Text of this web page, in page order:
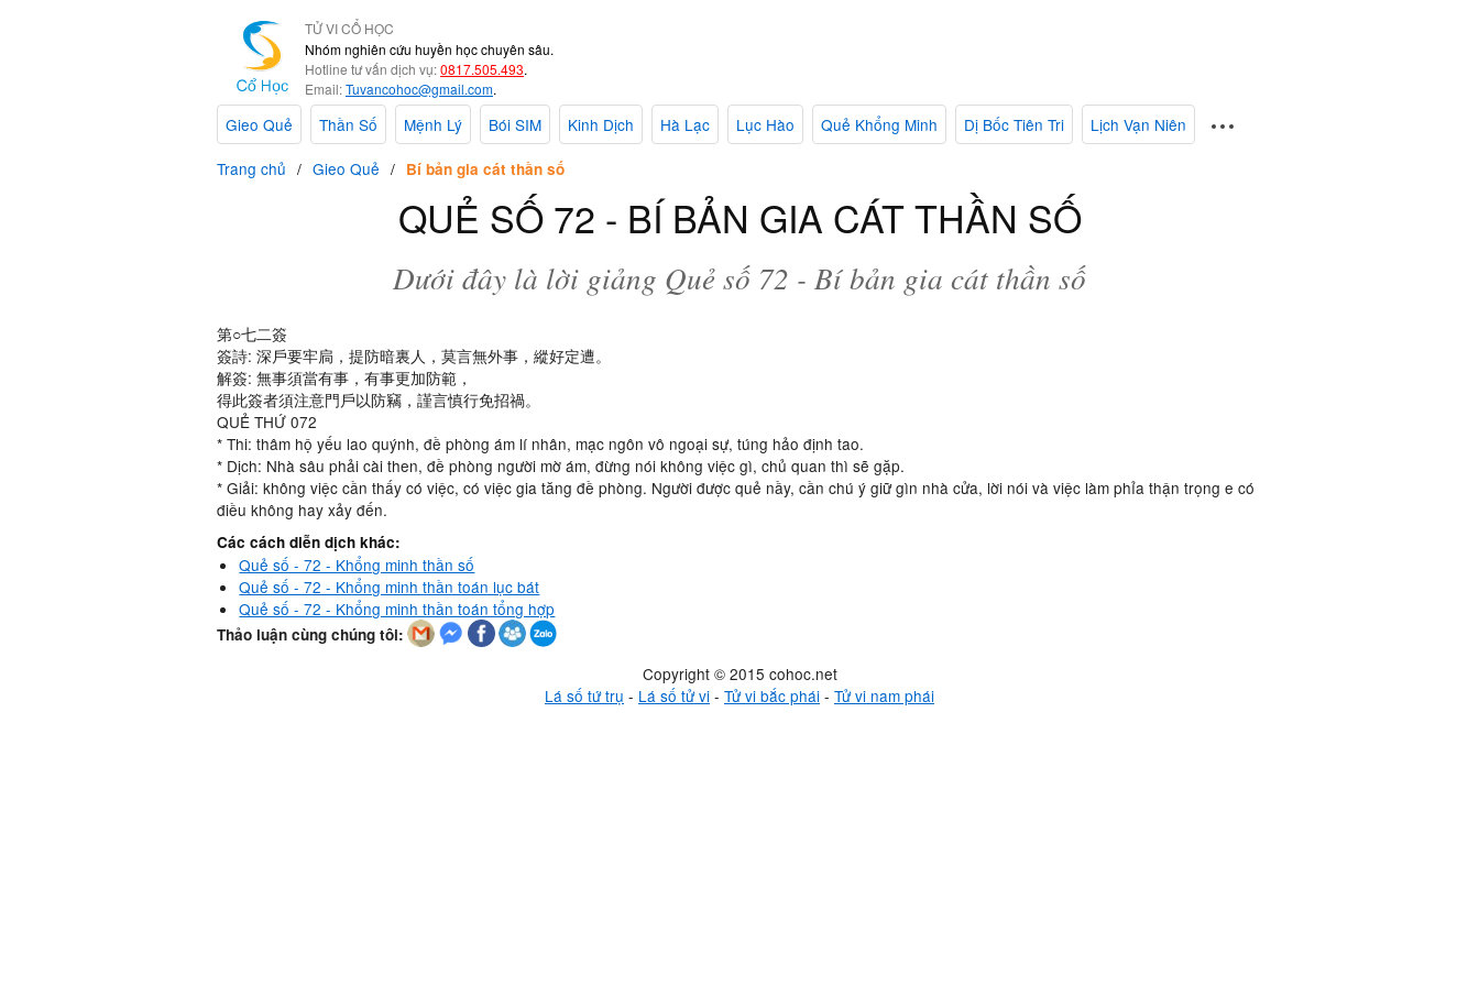
TỬ VI CỔ HỌC
Nhóm nghiên cứu huyền học chuyên sâu.
Hotline tư vấn dịch vụ:0817.505.493.
Email:Tuvancohoc@gmail.com.
Gieo Quẻ Thần Số Mệnh Lý Bói SIM Kinh Dịch Hà Lạc Lục Hào Quẻ Khổng Minh Dị Bốc Tiên Tri
Lịch Vạn Niên
Trang chủ
Gieo Quẻ Bí bản gia cát thần số
QUẺ SỐ 72 - BÍ BẢN GIA CÁT THẦN SỐ
Dưới đây là lời giảng Quẻ số 72 - Bí bản gia cát thần số
第○七二簽
簽詩: 深戶要牢扃，提防暗裏人，莫言無外事，縱好定遭。
解簽: 無事須當有事，有事更加防範，
得此簽者須注意門戶以防竊，謹言慎行免招禍。
QUẺ THỨ 072
* Thi: thâm hộ yếu lao quýnh, đề phòng ám lí nhân, mạc ngôn vô ngoại sự, túng hảo định tao.
* Dịch: Nhà sâu phải cài then, đề phòng người mờ ám, đừng nói không việc gì, chủ quan thì sẽ gặp.
* Giải: không việc cần thấy có việc, có việc gia tăng đề phòng. Người được quẻ nầy, cần chú ý giữ gìn nhà cửa, lời nói và việc làm phỉa thận trọng e có
điều không hay xảy đến.
Các cách diễn dịch khác:
Quẻ số - 72 - Khổng minh thần số
Quẻ số - 72 - Khổng minh thần toán lục bát
Quẻ số - 72 - Khổng minh thần toán tổng hợp
Thảo luận cùng chúng tôi:
Copyright © 2015 cohoc.net
Lá số tứ trụ - Lá số tử vi - Tử vi bắc phái - Tử vi nam phái